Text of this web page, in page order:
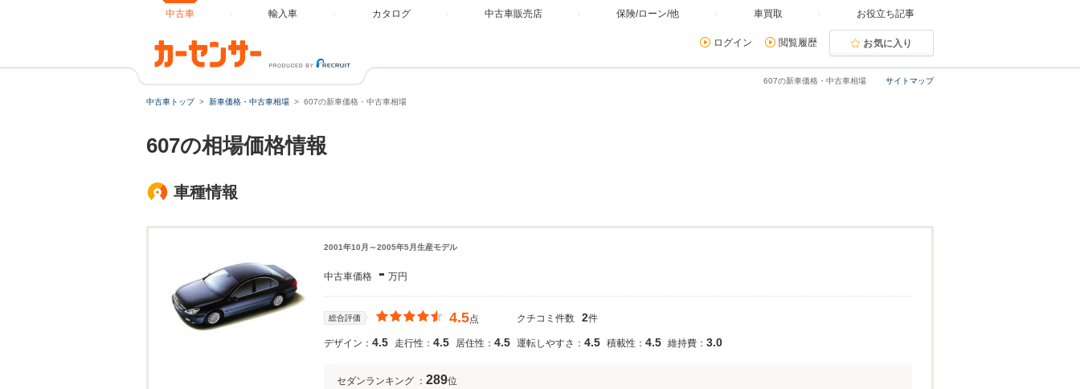
中古車 輸入車 カタログ 中古車販売店 保険/ローン/他 車買取 お役立ち記事
ログイン 閲覧履歴 お気に入り
サイトマップ
607の新車価格・中古車相場
中古車トップ 新車価格・中古車相場 607の新車価格・中古車相場
607の相場価格情報
車種情報
2001年10月～2005年5月生産モデル
中古車価格 - 万円
総合評価 4.5点 クチコミ件数 2件
デザイン： 4.5 走行性： 4.5 居住性： 4.5 運転しやすさ： 4.5 積載性： 4.5 維持費： 3.0
セダンランキング ： 289位